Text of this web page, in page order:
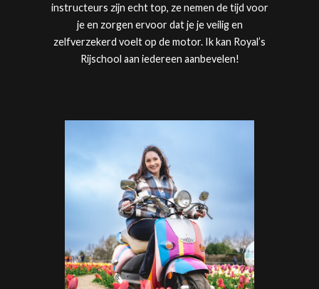
instructeurs zijn echt top, ze nemen de tijd voor
je en zorgen ervoor dat je je veilig en
zelfverzekerd voelt op de motor. Ik kan Royal’s
Rijschool aan iedereen aanbevelen!